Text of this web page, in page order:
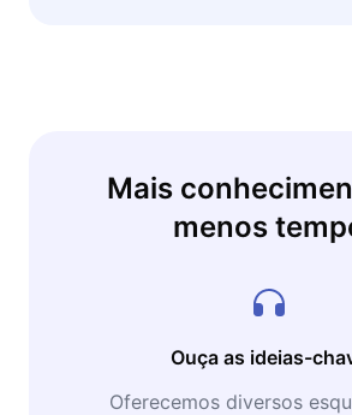
Mais
menos
Ouça as ideias-
Oferecemos diversos